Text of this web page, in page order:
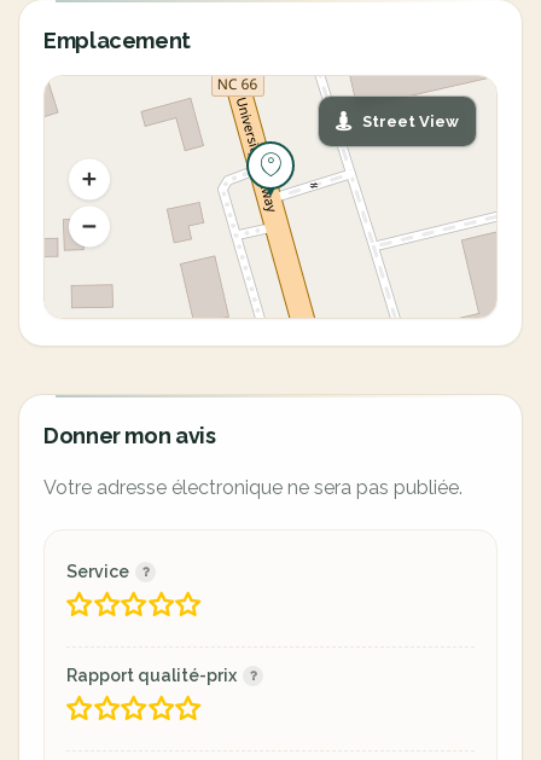
Emplacement
Street View
Donner mon avis
Votre adresse électronique ne sera pas publiée.
Service
Rapport qualité-prix